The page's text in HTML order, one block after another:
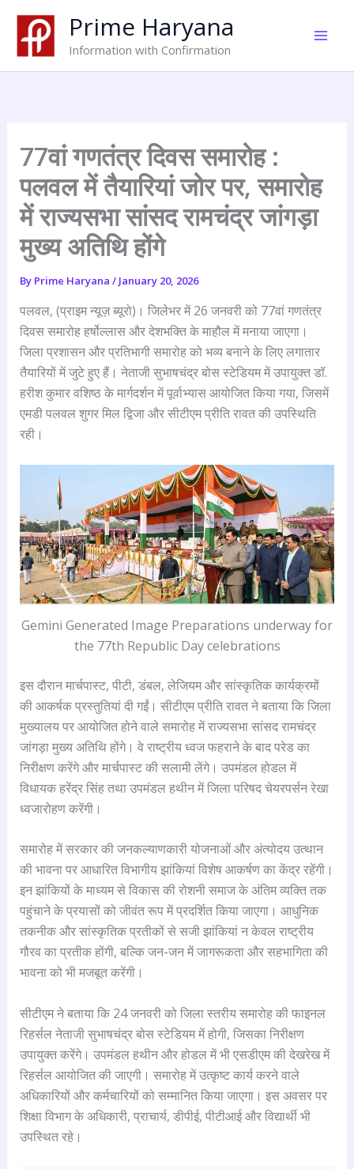
content
Prime Haryana
Information with Confirmation
77वां गणतंत्र दिवस समारोह :
पलवल में तैयारियां जोर पर, समारोह
में राज्यसभा सांसद रामचंद्र जांगड़ा
मुख्य अतिथि होंगे
By Prime Haryana / January 20, 2026
पलवल, (प्राइम न्यूज़ ब्यूरो)। जिलेभर में 26 जनवरी को 77वां गणतंत्र
दिवस समारोह हर्षोल्लास और देशभक्ति के माहौल में मनाया जाएगा।
जिला प्रशासन और प्रतिभागी समारोह को भव्य बनाने के लिए लगातार
तैयारियों में जुटे हुए हैं। नेताजी सुभाषचंद्र बोस स्टेडियम में उपायुक्त डॉ.
हरीश कुमार वशिष्ठ के मार्गदर्शन में पूर्वाभ्यास आयोजित किया गया, जिसमें
एमडी पलवल शुगर मिल द्विजा और सीटीएम प्रीति रावत की उपस्थिति
रही।
Gemini Generated Image Preparations underway for
the 77th Republic Day celebrations
इस दौरान मार्चपास्ट, पीटी, डंबल, लेजियम और सांस्कृतिक कार्यक्रमों
की आकर्षक प्रस्तुतियां दी गईं। सीटीएम प्रीति रावत ने बताया कि जिला
मुख्यालय पर आयोजित होने वाले समारोह में राज्यसभा सांसद रामचंद्र
जांगड़ा मुख्य अतिथि होंगे। वे राष्ट्रीय ध्वज फहराने के बाद परेड का
निरीक्षण करेंगे और मार्चपास्ट की सलामी लेंगे। उपमंडल होडल में
विधायक हरेंद्र सिंह तथा उपमंडल हथीन में जिला परिषद चेयरपर्सन रेखा
ध्वजारोहण करेंगी।
समारोह में सरकार की जनकल्याणकारी योजनाओं और अंत्योदय उत्थान
की भावना पर आधारित विभागीय झांकियां विशेष आकर्षण का केंद्र रहेंगी।
इन झांकियों के माध्यम से विकास की रोशनी समाज के अंतिम व्यक्ति तक
पहुंचाने के प्रयासों को जीवंत रूप में प्रदर्शित किया जाएगा। आधुनिक
तकनीक और सांस्कृतिक प्रतीकों से सजी झांकियां न केवल राष्ट्रीय
गौरव का प्रतीक होंगी, बल्कि जन-जन में जागरूकता और सहभागिता की
भावना को भी मजबूत करेंगी।
सीटीएम ने बताया कि 24 जनवरी को जिला स्तरीय समारोह की फाइनल
रिहर्सल नेताजी सुभाषचंद्र बोस स्टेडियम में होगी, जिसका निरीक्षण
उपायुक्त करेंगे। उपमंडल हथीन और होडल में भी एसडीएम की देखरेख में
रिहर्सल आयोजित की जाएगी। समारोह में उत्कृष्ट कार्य करने वाले
अधिकारियों और कर्मचारियों को सम्मानित किया जाएगा। इस अवसर पर
शिक्षा विभाग के अधिकारी, प्राचार्य, डीपीई, पीटीआई और विद्यार्थी भी
उपस्थित रहे।